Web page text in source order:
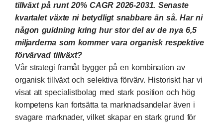
tillväxt på runt 20% CAGR 2026-2031. Senaste
kvartalet växte ni betydligt snabbare än så. Har ni
någon guidning kring hur stor del av de nya 6,5
miljarderna som kommer vara organisk respektive
förvärvad tillväxt?
Vår strategi framåt bygger på en kombination av
organisk tillväxt och selektiva förvärv. Historiskt har vi
visat att specialistbolag med stark position och hög
kompetens kan fortsätta ta marknadsandelar även i
svagare marknader, vilket skapar en stark grund för